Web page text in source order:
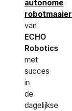
autonome
robotmaaier
van
ECHO
Robotics
met
succes
in
de
dagelijkse